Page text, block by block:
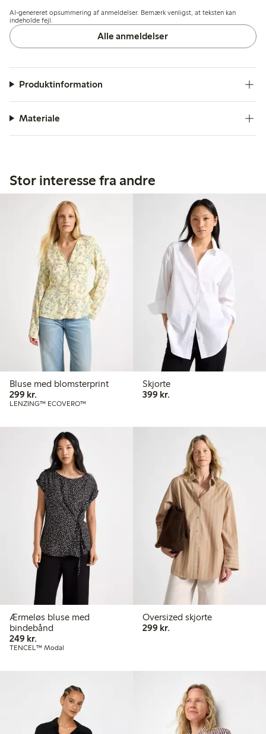
AI-genereret opsummering af anmeldelser. Bemærk venligst, at teksten kan
indeholde fejl.
Alle anmeldelser
Produktinformation
Materiale
Stor interesse fra andre
Bluse med blomsterprint
299 kr.
LENZING™ ECOVERO™
Skjorte
399 kr.399,00 kr.
Ærmeløs bluse med
bindebånd
249 kr.
TENCEL™ Modal
Oversized skjorte
299 kr.